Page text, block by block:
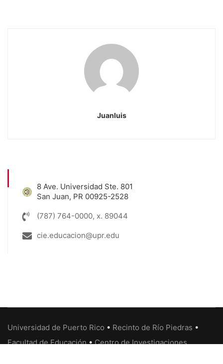
Juanluis
8 Ave. Universidad Ste. 801
San Juan, PR 00925-2528
(787) 764-0000, x. 89044
cie.educacion@upr.edu
Universidad de Puerto Rico • Recinto de Río Piedras •
Facultad de Educación•Centro de Investigaciones